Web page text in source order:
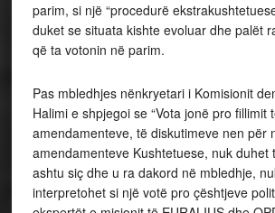
parim, si një “procedurë
duket se situata kishte evoluar dhe palët
që ta votonin në parim.
Pas mbledhjes nënkryetari i Komisionit
Halimi e shpjegoi se “Vota jonë pro fillimit
amendamenteve, të diskutimeve nen për
amendamenteve Kushtetuese, nuk duhet
ashtu siç dhe u ra dakord në mbledhje,
interpretohet si një votë pro çështjeve